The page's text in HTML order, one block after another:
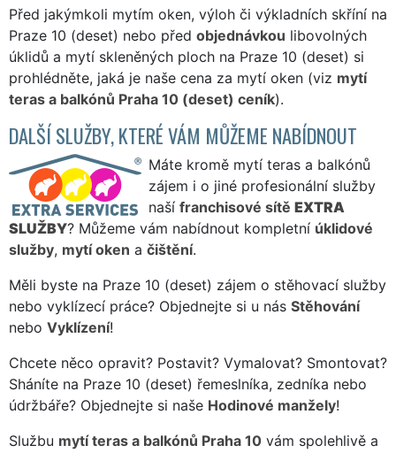
Před jakýmkoli mytím oken, výloh či výkladních skříní na
Praze 10 (deset) nebo před objednávkou libovolných
úklidů a mytí skleněných ploch na Praze 10 (deset) si
prohlédněte, jaká je naše cena za mytí oken (viz mytí
teras a balkónů Praha 10 (deset) ceník).
DALŠÍ SLUŽBY, KTERÉ VÁM MŮŽEME NABÍDNOUT
Máte kromě mytí teras a balkónů
zájem i o jiné profesionální služby
naší franchisové sítě EXTRA
SLUŽBY? Můžeme vám nabídnout kompletní úklidové
služby, mytí oken a čištění.
Měli byste na Praze 10 (deset) zájem o stěhovací služby
nebo vyklízecí práce? Objednejte si u nás Stěhování
nebo Vyklízení!
Chcete něco opravit? Postavit? Vymalovat? Smontovat?
Sháníte na Praze 10 (deset) řemeslníka, zedníka nebo
údržbáře? Objednejte si naše Hodinové manžely!
Službu mytí teras a balkónů Praha 10 vám spolehlivě a